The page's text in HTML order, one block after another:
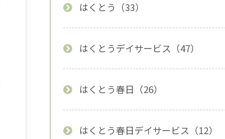
はくとう（33）
はくとうデイサービス（47）
はくとう春日（26）
はくとう春日デイサービス（12）